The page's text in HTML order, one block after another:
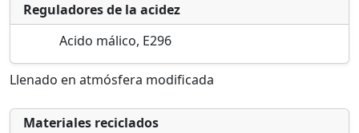
Reguladores de la acidez
Acido málico, E296
Llenado en atmósfera modificada
Materiales reciclados